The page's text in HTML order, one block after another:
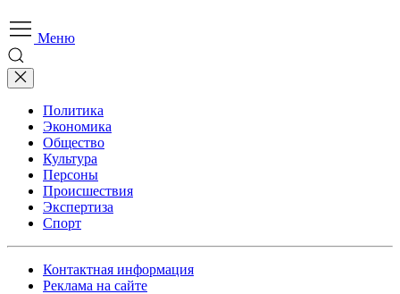
Меню
Политика
Экономика
Общество
Культура
Персоны
Происшествия
Экспертиза
Спорт
Контактная информация
Реклама на сайте